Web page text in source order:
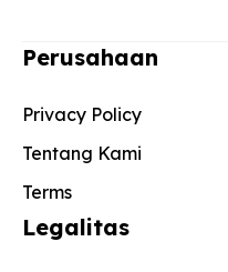
Perusahaan
Privacy Policy
Tentang Kami
Terms
Legalitas